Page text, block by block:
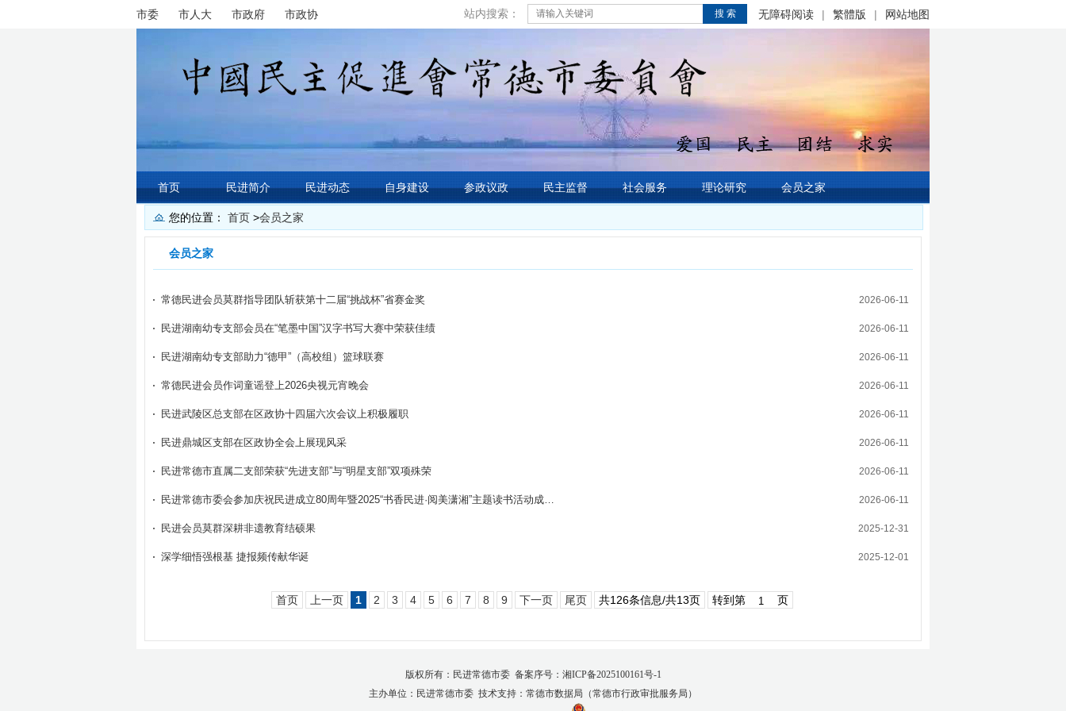
市委 市人大 市政府 市政协 站内搜索： 搜 索 无障碍阅读 | 繁體版 | 网站地图
首页 民进简介 民进动态 自身建设 参政议政 民主监督 社会服务 理论研究 会员之家
您的位置： 首页 >会员之家
会员之家
2026-06-11
常德民进会员莫群指导团队斩获第十二届“挑战杯”省赛金奖
2026-06-11
民进湖南幼专支部会员在“笔墨中国”汉字书写大赛中荣获佳绩
2026-06-11
民进湖南幼专支部助力“德甲”（高校组）篮球联赛
2026-06-11
常德民进会员作词童谣登上2026央视元宵晚会
2026-06-11
民进武陵区总支部在区政协十四届六次会议上积极履职
2026-06-11
民进鼎城区支部在区政协全会上展现风采
2026-06-11
民进常德市直属二支部荣获“先进支部”与“明星支部”双项殊荣
2026-06-11
民进常德市委会参加庆祝民进成立80周年暨2025“书香民进·阅美潇湘”主题读书活动成…
2025-12-31
民进会员莫群深耕非遗教育结硕果
2025-12-01
深学细悟强根基 捷报频传献华诞
首页 上一页 1 2 3 4 5 6 7 8 9 下一页 尾页 共126条信息/共13页 转到第 页
版权所有：民进常德市委 备案序号： 湘ICP备2025100161号-1
主办单位：民进常德市委 技术支持：常德市数据局（常德市行政审批服务局）